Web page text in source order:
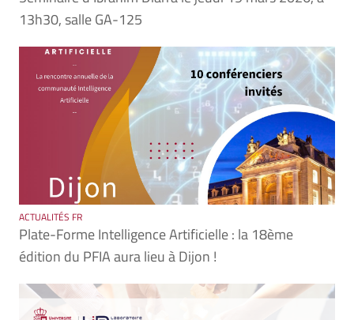
13h30, salle GA-125
ACTUALITÉS FR
Plate-Forme Intelligence Artificielle : la 18ème
édition du PFIA aura lieu à Dijon !